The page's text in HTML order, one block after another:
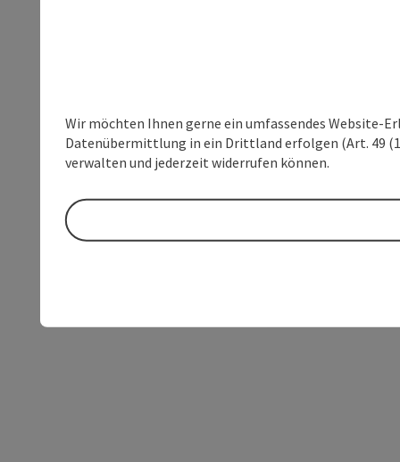
Wir möchten Ihnen gerne ein umfassendes Website-
Datenübermittlung in ein Drittland erfolgen (Art. 49
verwalten und jederzeit widerrufen können.